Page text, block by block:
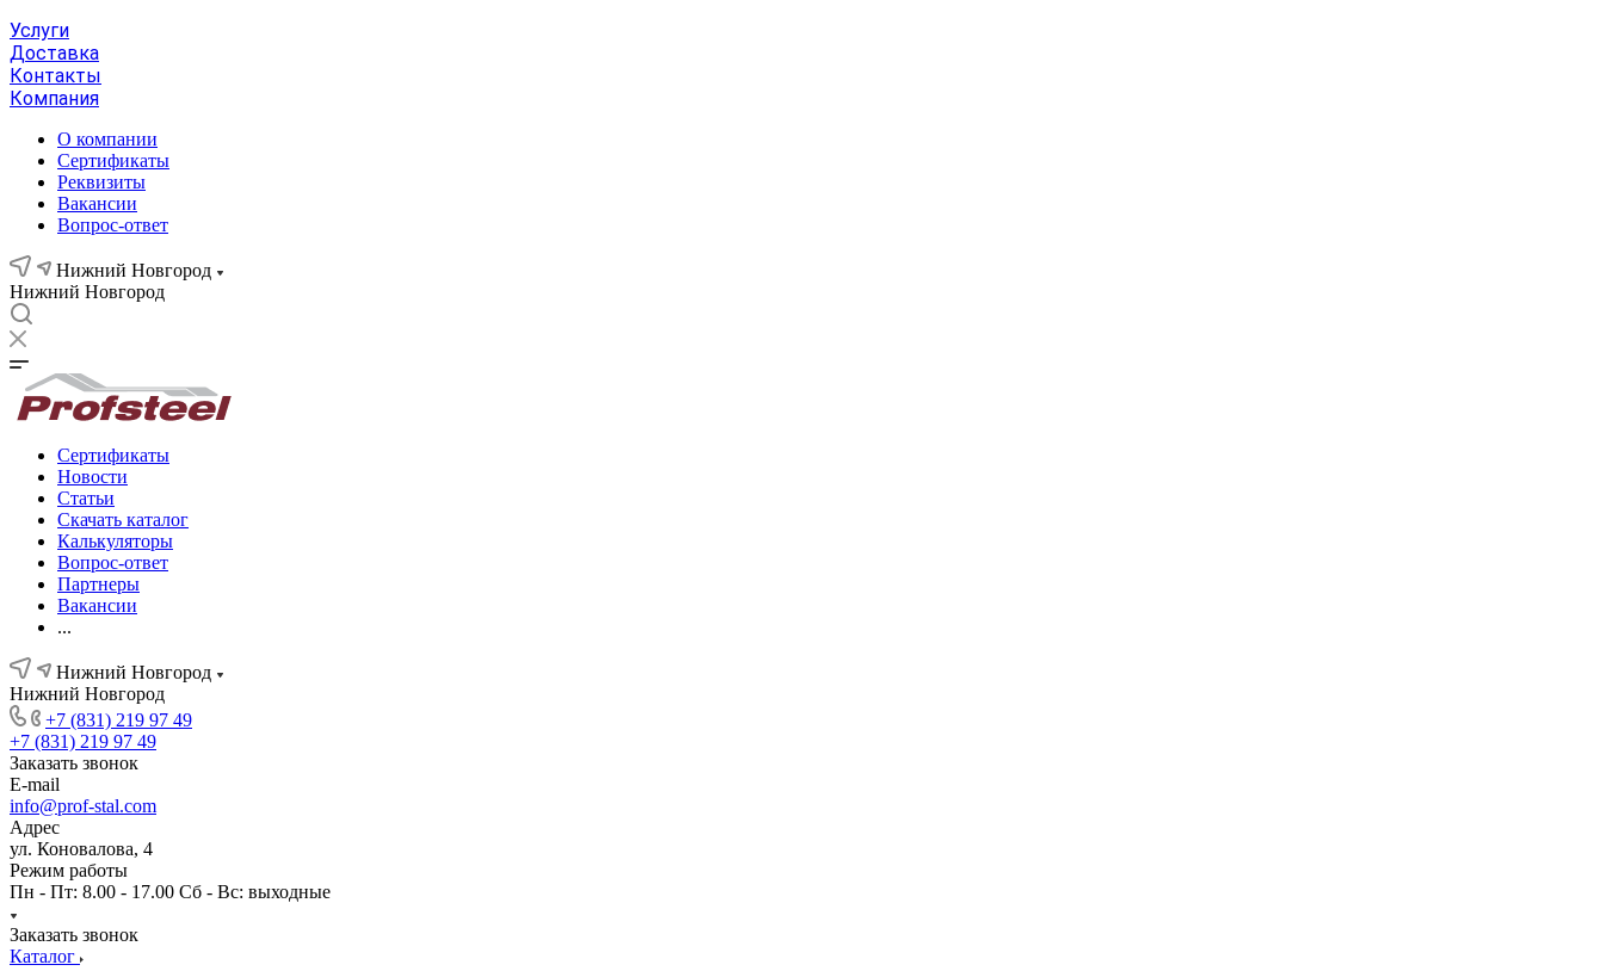
Услуги
Доставка
Контакты
Компания
О компании
Сертификаты
Реквизиты
Вакансии
Вопрос-ответ
Нижний Новгород
Нижний Новгород
Сертификаты
Новости
Статьи
Скачать каталог
Калькуляторы
Вопрос-ответ
Партнеры
Вакансии
...
Нижний Новгород
Нижний Новгород
+7 (831) 219 97 49
+7 (831) 219 97 49
Заказать звонок
E-mail
info@prof-stal.com
Адрес
ул. Коновалова, 4
Режим работы
Пн - Пт: 8.00 - 17.00 Сб - Вс: выходные
Заказать звонок
Каталог